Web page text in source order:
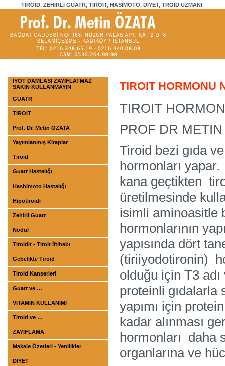
TİROİD, ZEHİRLİ GUATR, TİROİT, HASİMOTO, DİYET, TROİD UZMANI
İYOT DAMLASI ZAYIFLATMAZ
SAKIN KULLANMAYIN
GUATR
TIROIT
Prof. Dr. Metin ÖZATA
Yayımlanmış Kitaplar
Tiroid
Guatr Hastalığı
Hashimoto Hastalığı
Hipotiroidi
Zehirli Guatr
Nodul
Tiroidit - Tiroit İltihabı
Gebelikte Tiroid
Tiroid Kanserleri
Guatr ve …
VITAMIN KULLANIMI
Tiroid ve …
ZAYIFLAMA
Makale Özetleri - Yenilikler
DIYET
TIROIT HORMONU
TIROIT
PROF DR METIN
Tiroid bezi gıda
hormonları
kana geçtikten
üretilmesinde
isimli aminoasitle
hormonlarının
yapısında dört
(tiriiyodotironin)
olduğu için T3
proteinli gıdalarla
yapımı için
kadar alınması
hormonları daha
organlarına ve